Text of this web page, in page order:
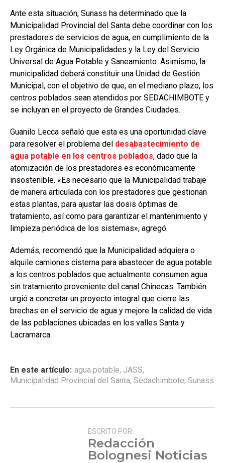
Ante esta situación, Sunass ha determinado que la
Municipalidad Provincial del Santa debe coordinar con los
prestadores de servicios de agua, en cumplimiento de la
Ley Orgánica de Municipalidades y la Ley del Servicio
Universal de Agua Potable y Saneamiento. Asimismo, la
municipalidad deberá constituir una Unidad de Gestión
Municipal, con el objetivo de que, en el mediano plazo, los
centros poblados sean atendidos por SEDACHIMBOTE y
se incluyan en el proyecto de Grandes Ciudades.
Guanilo Lecca señaló que esta es una oportunidad clave
para resolver el problema del desabastecimiento de
agua potable en los centros poblados, dado que la
atomización de los prestadores es económicamente
insostenible. «Es necesario que la Municipalidad trabaje
de manera articulada con los prestadores que gestionan
estas plantas, para ajustar las dosis óptimas de
tratamiento, así como para garantizar el mantenimiento y
limpieza periódica de los sistemas», agregó.
Además, recomendó que la Municipalidad adquiera o
alquile camiones cisterna para abastecer de agua potable
a los centros poblados que actualmente consumen agua
sin tratamiento proveniente del canal Chinecas. También
urgió a concretar un proyecto integral que cierre las
brechas en el servicio de agua y mejore la calidad de vida
de las poblaciones ubicadas en los valles Santa y
Lacramarca.
En este artículo: agua potable, JASS,
Municipalidad Provincial del Santa, Sedachimbote, Sunass
ESCRITO POR:
Redacción
Bolognesi Noticias